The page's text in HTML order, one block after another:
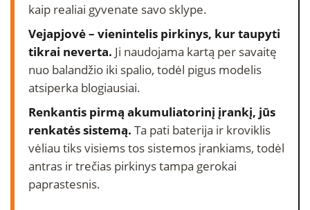
kaip realiai gyvenate savo sklype.
Vejapjovė – vienintelis pirkinys, kur taupyti
tikrai neverta. Ji naudojama kartą per savaitę
nuo balandžio iki spalio, todėl pigus modelis
atsiperka blogiausiai.
Renkantis pirmą akumuliatorinį įrankį, jūs
renkatės sistemą. Ta pati baterija ir kroviklis
vėliau tiks visiems tos sistemos įrankiams, todėl
antras ir trečias pirkinys tampa gerokai
paprastesnis.